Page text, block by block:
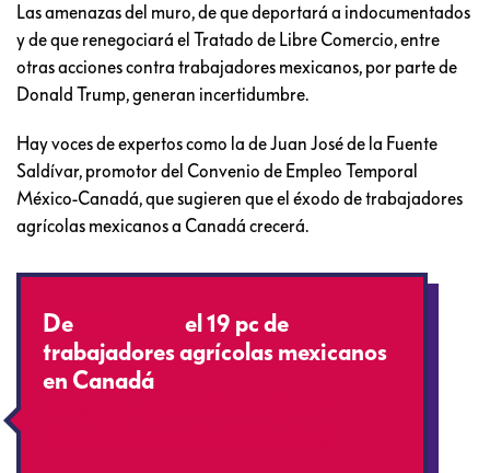
Las amenazas del muro, de que deportará a indocumentados
y de que renegociará el Tratado de Libre Comercio, entre
otras acciones contra trabajadores mexicanos, por parte de
Donald Trump, generan incertidumbre.
Hay voces de expertos como la de Juan José de la Fuente
Saldívar, promotor del Convenio de Empleo Temporal
México-Canadá, que sugieren que el éxodo de trabajadores
agrícolas mexicanos a Canadá crecerá.
De
el 19 pc de
trabajadores agrícolas mexicanos
en Canadá